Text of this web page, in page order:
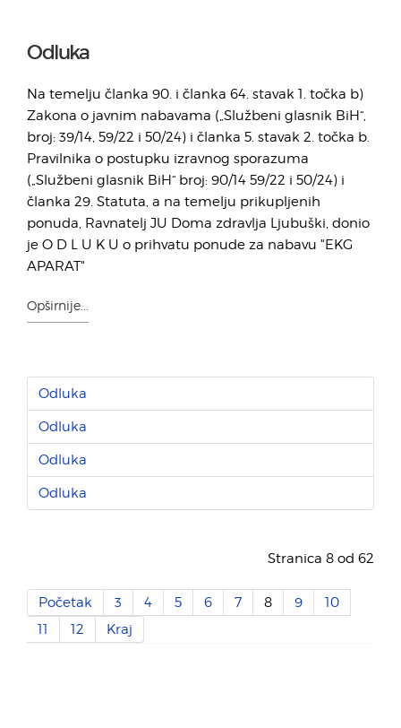
Odluka
Na temelju članka 90. i članka 64. stavak 1. točka b)
Zakona o javnim nabavama („Službeni glasnik BiH“,
broj: 39/14, 59/22 i 50/24) i članka 5. stavak 2. točka b.
Pravilnika o postupku izravnog sporazuma
(„Službeni glasnik BiH“ broj: 90/14 59/22 i 50/24) i
članka 29. Statuta, a na temelju prikupljenih
ponuda, Ravnatelj JU Doma zdravlja Ljubuški, donio
je O D L U K U o prihvatu ponude za nabavu "EKG
APARAT"
Opširnije...
Odluka
Odluka
Odluka
Odluka
Stranica 8 od 62
Početak 3 4 5 6 7 8 9
10
11
12 Kraj